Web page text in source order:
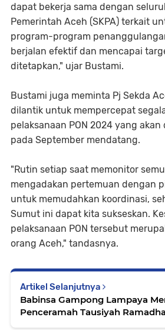
dapat bekerja sama dengan
Pemerintah Aceh (SKPA) terkait
program-program
berjalan efektif dan mencapai
ditetapkan," ujar Bustami.
Bustami juga meminta Pj Sekda
dilantik untuk mempercepat
pelaksanaan PON 2024 yang
pada September mendatang.
"Rutin setiap saat memonitor
mengadakan pertemuan dengan
untuk memudahkan koordinasi,
Sumut ini dapat kita sukseskan.
pelaksanaan PON tersebut
orang Aceh," tandasnya.
Artikel Selanjutnya
Babinsa Gampong Lampaya
Penceramah Tausiyah